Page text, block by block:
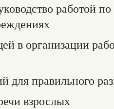
работой
в организации
для правильного
взрослых